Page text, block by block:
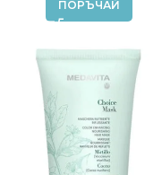
ПОРЪЧАЙ